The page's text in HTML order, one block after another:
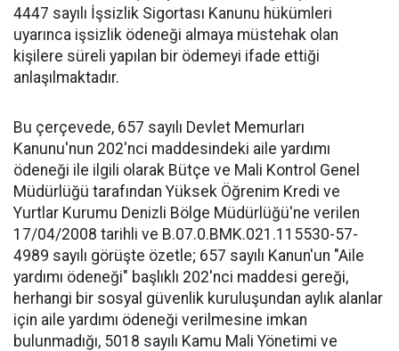
4447 sayılı İşsizlik Sigortası Kanunu hükümleri
uyarınca işsizlik ödeneği almaya müstehak olan
kişilere süreli yapılan bir ödemeyi ifade ettiği
anlaşılmaktadır.
Bu çerçevede, 657 sayılı Devlet Memurları
Kanunu'nun 202'nci maddesindeki aile yardımı
ödeneği ile ilgili olarak Bütçe ve Mali Kontrol Genel
Müdürlüğü tarafından Yüksek Öğrenim Kredi ve
Yurtlar Kurumu Denizli Bölge Müdürlüğü'ne verilen
17/04/2008 tarihli ve B.07.0.BMK.021.115530-57-
4989 sayılı görüşte özetle; 657 sayılı Kanun'un "Aile
yardımı ödeneği" başlıklı 202'nci maddesi gereği,
herhangi bir sosyal güvenlik kuruluşundan aylık alanlar
için aile yardımı ödeneği verilmesine imkan
bulunmadığı, 5018 sayılı Kamu Mali Yönetimi ve